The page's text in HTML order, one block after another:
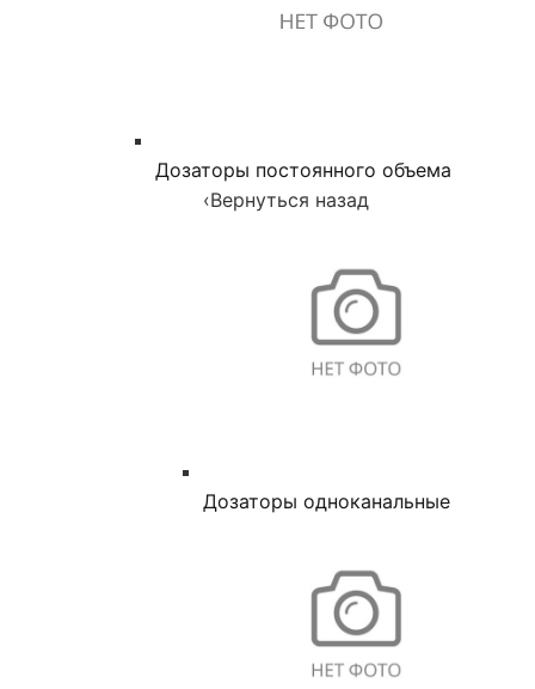
Дозаторы постоянного объема
‹Вернуться назад
Дозаторы одноканальные